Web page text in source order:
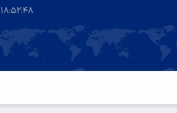
۱۸:۵۲:۴۹ - ۱۵ مرداد ۱۴۰۵